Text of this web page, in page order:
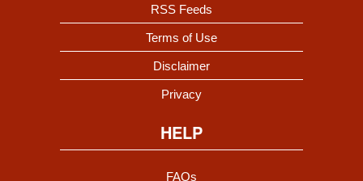
RSS Feeds
Terms of Use
Disclaimer
Privacy
HELP
FAQs